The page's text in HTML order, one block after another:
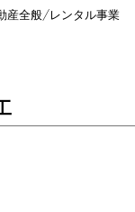
産全般/レンタル事業